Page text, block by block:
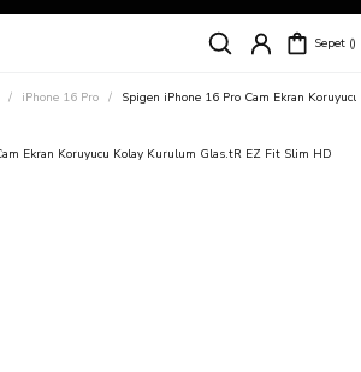
Siparişleriniz
Süper İndirimli Fiyatlar
Sepet
iPhone 16 Pro Spigen iPhone 16 Pro Cam Ekran